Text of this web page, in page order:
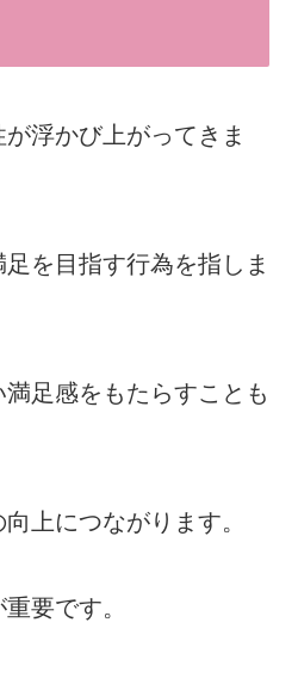
浮かび上がってきま
を目指す行為を指しま
足感をもたらすことも
上につながります。
要です。